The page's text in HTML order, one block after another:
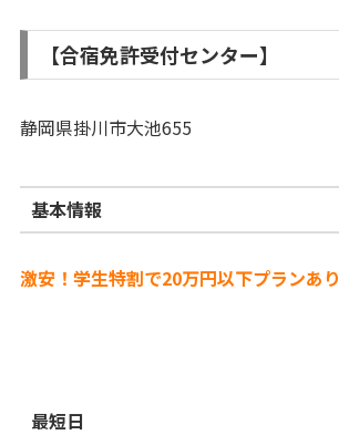
【合宿免許受付センター】
静岡県掛川市大池655
基本情報
激安！学生特割で20万円以下プランあり
最短日